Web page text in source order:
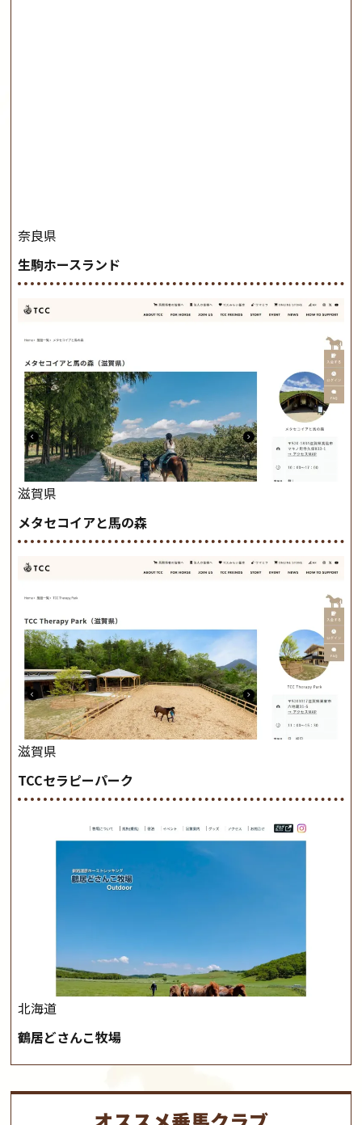
奈良県
生駒ホースランド
滋賀県
メタセコイアと馬の森
滋賀県
TCCセラピーパーク
北海道
鶴居どさんこ牧場